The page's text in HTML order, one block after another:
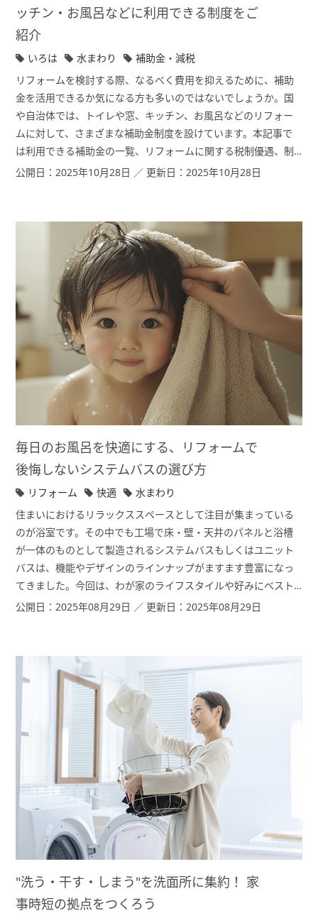
ッチン・お風呂などに利用できる制度をご
紹介
いろは 水まわり
補助金・減税
リフォームを検討する際、なるべく費用を抑えるために、補助
金を活用できるか気になる方も多いのではないでしょうか。国
や自治体では、トイレや窓、キッチン、お風呂などのリフォー
ムに対して、さまざまな補助金制度を設けています。本記事で
は利用できる補助金の一覧、リフォームに関する税制優遇、制
度を利用する際のポイントを解説します。 なお、本記事執筆時
公開日：2025年10月28日 ／ 更新日：2025年10月28日
毎日のお風呂を快適にする、リフォームで
後悔しないシステムバスの選び方
リフォーム 快適
水まわり
住まいにおけるリラックススペースとして注目が集まっている
のが浴室です。その中でも工場で床・壁・天井のパネルと浴槽
が一体のものとして製造されるシステムバスもしくはユニット
バスは、機能やデザインのラインナップがますます豊富になっ
てきました。今回は、わが家のライフスタイルや好みにベスト
マッチする、システムバスの選び方についてご紹介します。
公開日：2025年08月29日 ／ 更新日：2025年08月29日
"洗う・干す・しまう"を洗面所に集約！ 家
事時短の拠点をつくろう